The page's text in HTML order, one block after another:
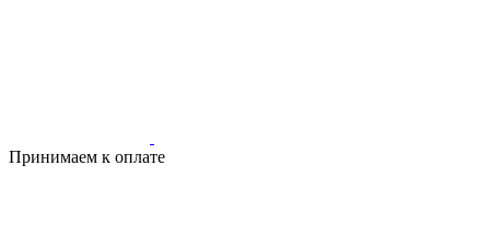
Принимаем к оплате